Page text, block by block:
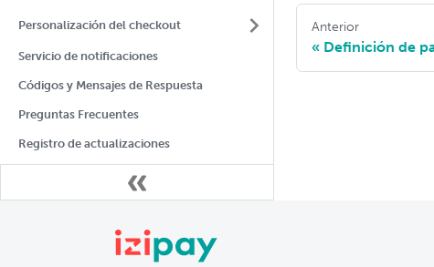
Personalización del checkout
Servicio de notificaciones
Códigos y Mensajes de Respuesta
Preguntas Frecuentes
Registro de actualizaciones
Anterior
Definición de